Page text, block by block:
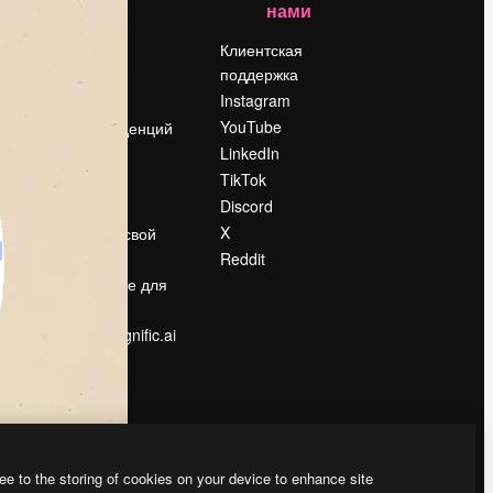
Поиск тенденций
События
Продайте свой
Помещение для
Ищете magnific.ai
нами
Клиентская
поддержка
Instagram
YouTube
LinkedIn
TikTok
Discord
X
Reddit
to the storing of cookies on your device to enhance site